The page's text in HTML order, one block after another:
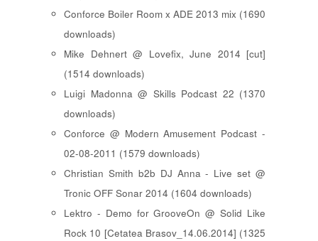
Conforce Boiler Room x ADE 2013 mix (1690
downloads)
Mike Dehnert @ Lovefix, June 2014 [cut]
(1514 downloads)
Luigi Madonna @ Skills Podcast 22 (1370
downloads)
Conforce @ Modern Amusement Podcast -
02-08-2011 (1579 downloads)
Christian Smith b2b DJ Anna - Live set @
Tronic OFF Sonar 2014 (1604 downloads)
Lektro - Demo for GrooveOn @ Solid Like
Rock 10 [ Cetatea Brasov_14.06.2014 ] (1325